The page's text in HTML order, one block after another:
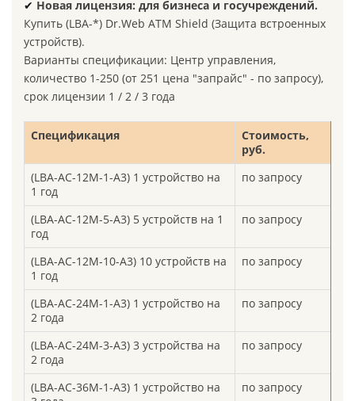
✔ Новая лицензия: для бизнеса и госучреждений.
Купить (LBA-*) Dr.Web ATM Shield (Защита встроенных
устройств).
Варианты спецификации: Центр управления,
количество 1-250 (от 251 цена "запрайс" - по запросу),
срок лицензии 1 / 2 / 3 года
Спецификация
Стоимость,
руб.
(LBA-AC-12M-1-A3) 1 устройство на
1 год
по запросу
(LBA-AC-12M-5-A3) 5 устройств на 1
год
по запросу
(LBA-AC-12M-10-A3) 10 устройств на
1 год
по запросу
(LBA-AC-24M-1-A3) 1 устройство на
2 года
по запросу
(LBA-AC-24M-3-A3) 3 устройства на
2 года
по запросу
(LBA-AC-36M-1-A3) 1 устройство на
по запросу